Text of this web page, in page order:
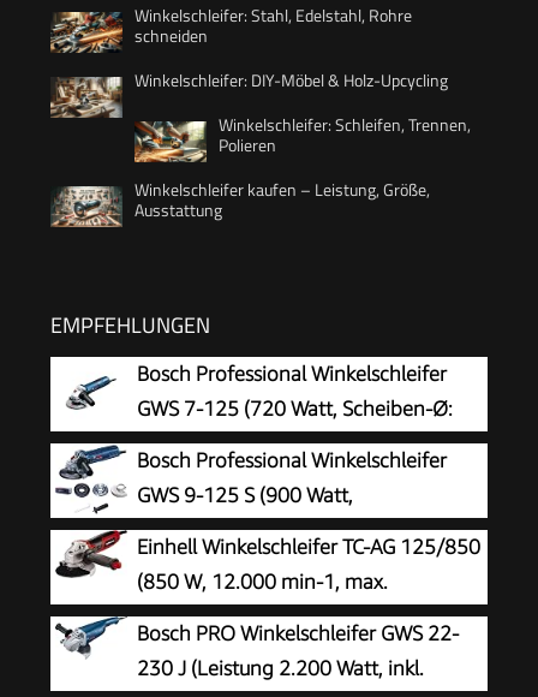
Winkelschleifer: Stahl, Edelstahl, Rohre
schneiden
Winkelschleifer: DIY-Möbel & Holz-Upcycling
Winkelschleifer: Schleifen, Trennen,
Polieren
Winkelschleifer kaufen – Leistung, Größe,
Ausstattung
EMPFEHLUNGEN
Bosch Professional Winkelschleifer
GWS 7-125 (720 Watt, Scheiben-Ø:
125 mm, inkl. Zusatzhandgriff,
Aufnahmeflansch, Spannmutter, Schutzhaube,
Zweilochschlüssel, im Karton), 0601388108,
Schwarz, Blau, Silber, Size
Bosch Professional Winkelschleifer
GWS 9-125 S (900 Watt,
Leerlaufdrehzahl: 2800 – 11000 min-
1, im Karton), Solo
Einhell Winkelschleifer TC-AG 125/850
(850 W, 12.000 min-1, max.
Schnitttiefe 33 mm, max. Scheibendurchmesser
125 mm, Wiederanlaufschutz, ohne
Trennscheibe)
Bosch PRO Winkelschleifer GWS 22-
230 J (Leistung 2.200 Watt, inkl.